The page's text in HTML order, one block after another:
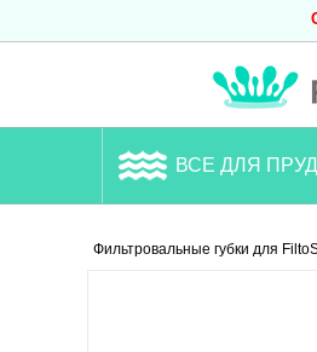
ВСЕ ДЛЯ
Фильтровальные губки для